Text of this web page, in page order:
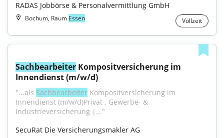
RADAS Jobbörse & Personalvermittlung GmbH
Bochum, Raum Essen Vollzeit
Sachbearbeiter Kompositversicherung im
Innendienst (m/w/d)
"...als Sachbearbeiter Kompositversicherung im
Innendienst (m⁠/⁠w⁠/⁠d)Privat-, Gewerbe- &
Industrieversicherung |..."
SecuRat Die Versicherungsmakler AG